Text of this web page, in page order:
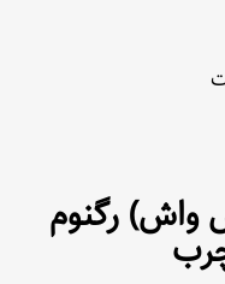
واش) رگنوم